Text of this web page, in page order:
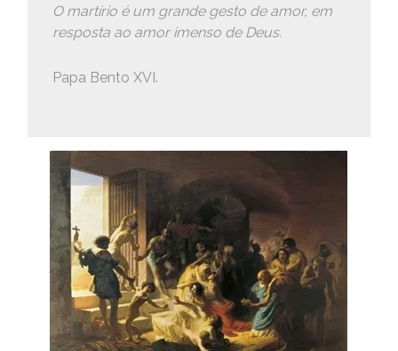
O martírio é um grande gesto de amor, em
resposta ao amor imenso de Deus.
Papa Bento XVI.